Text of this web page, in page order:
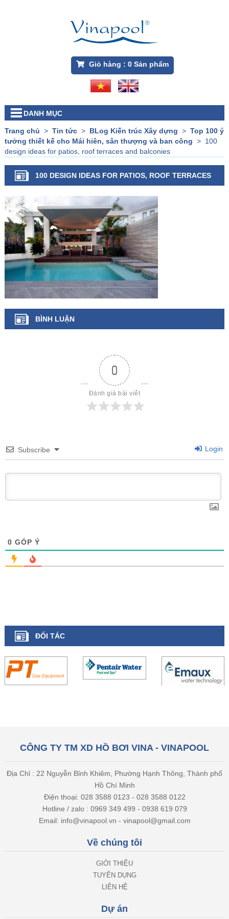
Giỏ hàng : 0Sản phẩm
DANH MỤC
Trang chủ > Tin tức> BLog Kiến trúc Xây dựng > Top 100 ý
tưởng thiết kế cho Mái hiên, sân thượng và ban công > 100
design ideas for patios, roof terraces and balconies
100 DESIGN IDEAS FOR PATIOS, ROOF TERRACES
AND BALCONIES
BÌNH LUẬN
0
Đánh giá bài viết
Subscribe Login
0 GÓP Ý
ĐỐI TÁC
CÔNG TY TM XD HỒ BƠI VINA - VINAPOOL
Địa Chỉ : 22 Nguyễn Bỉnh Khiêm, Phường Hạnh Thông, Thành phố
Hồ Chí Minh
Điện thoại: 028 3588 0123 - 028 3588 0122
Hotline / zalo : 0969 349 499 - 0938 619 079
Email: info@vinapool.vn - vinapool@gmail.com
Về chúng tôi
GIỚI THIỆU
TUYỂN DỤNG
LIÊN HỆ
Dự án